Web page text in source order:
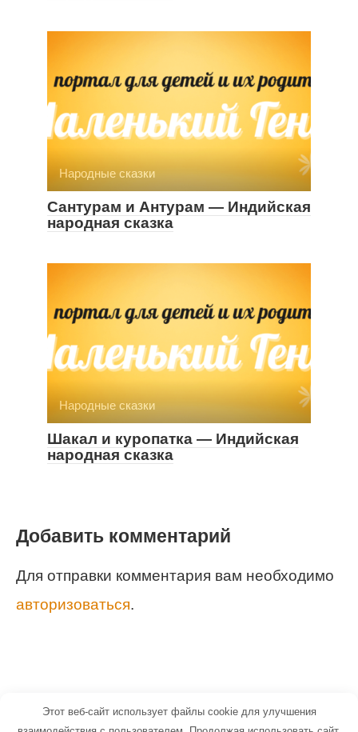
Народные сказки
Сантурам и Антурам — Индийская
народная сказка
Народные сказки
Шакал и куропатка — Индийская
народная сказка
Добавить комментарий
Для отправки комментария вам необходимо
авторизоваться.
Этот веб-сайт использует файлы cookie для улучшения